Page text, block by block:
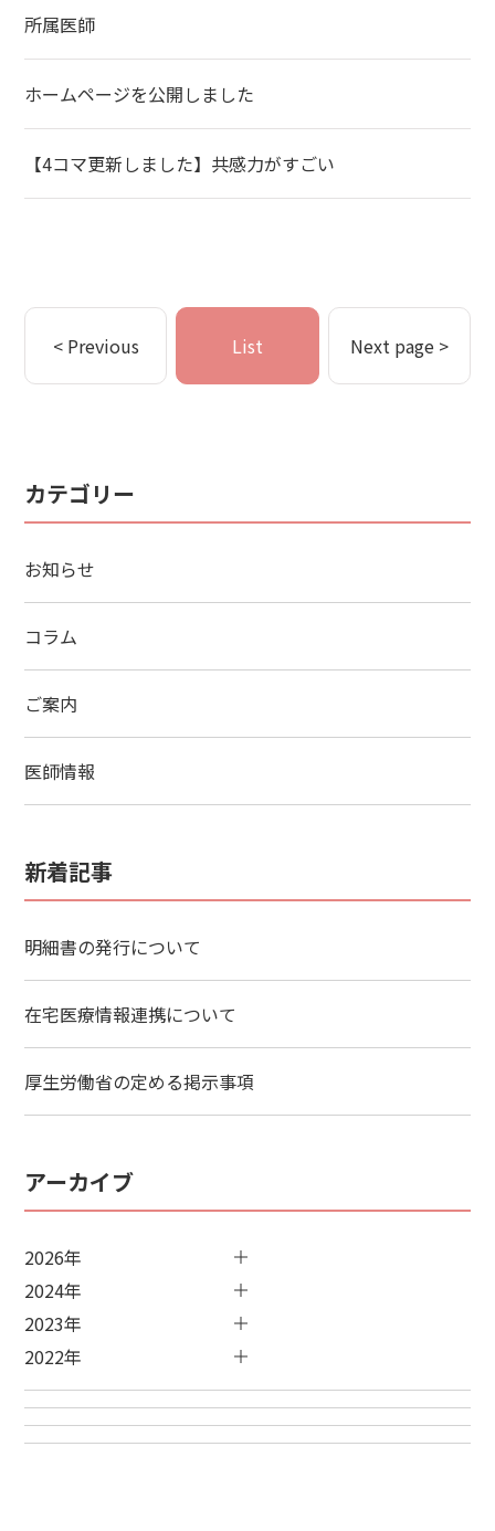
所属医師
ホームページを公開しました
【4コマ更新しました】共感力がすごい
< Previous List Next page >
カテゴリー
お知らせ
コラム
ご案内
医師情報
新着記事
明細書の発行について
在宅医療情報連携について
厚生労働省の定める掲示事項
アーカイブ
2026年
2024年
2023年
2022年